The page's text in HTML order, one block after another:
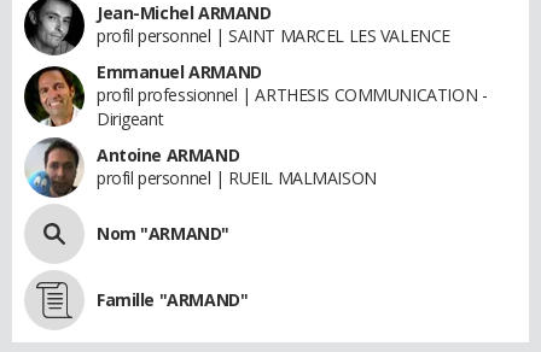
Jean-Michel ARMAND
profil personnel | SAINT MARCEL LES VALENCE
Emmanuel ARMAND
profil professionnel | ARTHESIS COMMUNICATION -
Dirigeant
Antoine ARMAND
profil personnel | RUEIL MALMAISON
Nom "ARMAND"
Famille "ARMAND"